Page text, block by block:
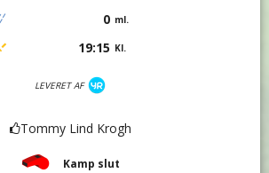
0 ml.
19:15 Kl.
LEVERET AF
Tommy Lind Krogh
Kamp slut